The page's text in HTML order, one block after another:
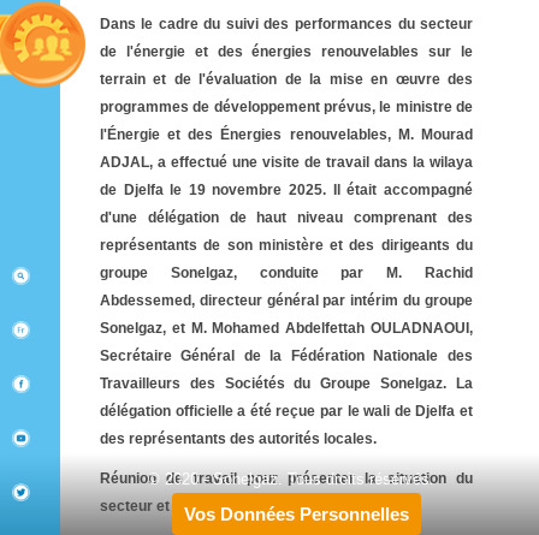
Dans le cadre du suivi des performances du secteur
de l'énergie et des énergies renouvelables sur le
terrain et de l'évaluation de la mise en œuvre des
programmes de développement prévus, le ministre de
l'Énergie et des Énergies renouvelables, M. Mourad
ADJAL, a effectué une visite de travail dans la wilaya
de Djelfa le 19 novembre 2025. Il était accompagné
d'une délégation de haut niveau comprenant des
représentants de son ministère et des dirigeants du
groupe Sonelgaz, conduite par M. Rachid
Abdessemed, directeur général par intérim du groupe
Sonelgaz, et M. Mohamed Abdelfettah OULADNAOUI,
Secrétaire Général de la Fédération Nationale des
Travailleurs des Sociétés du Groupe Sonelgaz. La
délégation officielle a été reçue par le wali de Djelfa et
des représentants des autorités locales.
Réunion de travail pour présenter la situation du
secteur et définir les priorités :
© 2020 - Sonelgaz. Tous droits réservés.
Vos Données Personnelles